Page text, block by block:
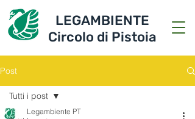
LEGAMBIENTE
Circolo di Pistoia
Post
Tutti i post
Legambiente PT